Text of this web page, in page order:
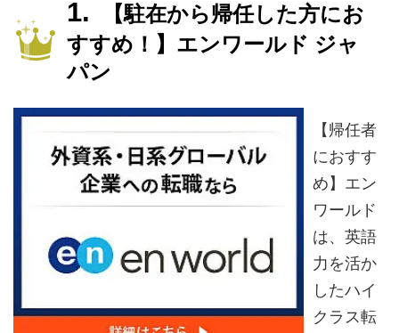
【駐在から帰任した方にお
すすめ！】エンワールド ジャ
パン
【帰任者
におすす
め】エン
ワールド
は、英語
力を活か
したハイ
クラス転